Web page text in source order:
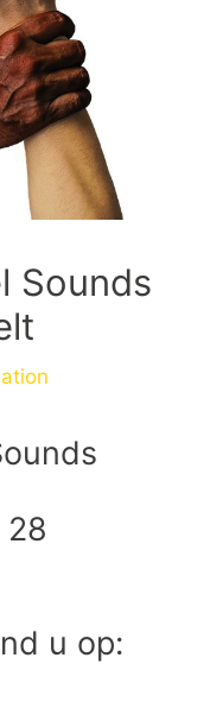
Sounds
28
u op: